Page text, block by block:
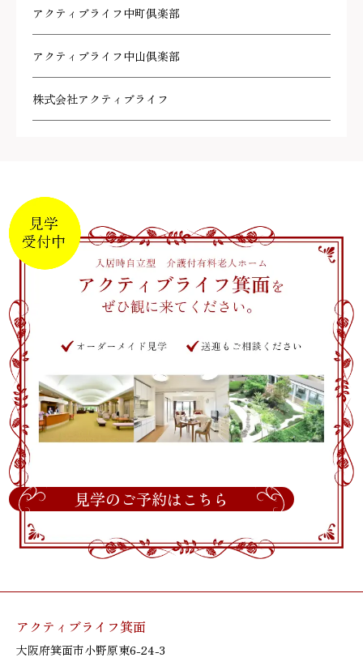
アクティブライフ中町倶楽部
アクティブライフ中山倶楽部
株式会社アクティブライフ
見学のご予約はこちら
アクティブライフ箕面
大阪府箕面市小野原東6-24-3